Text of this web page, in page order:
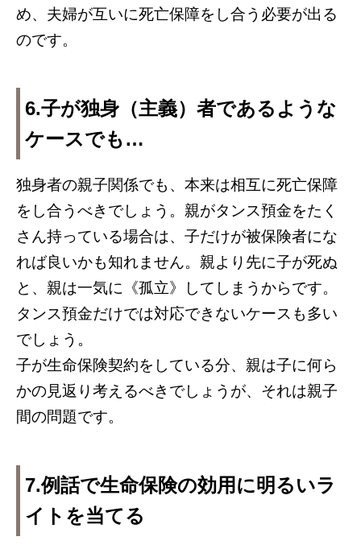
め、夫婦が互いに死亡保障をし合う必要が出る
のです。
6.子が独身（主義）者であるような
ケースでも…
独身者の親子関係でも、本来は相互に死亡保障
をし合うべきでしょう。親がタンス預金をたく
さん持っている場合は、子だけが被保険者にな
れば良いかも知れません。親より先に子が死ぬ
と、親は一気に《孤立》してしまうからです。
タンス預金だけでは対応できないケースも多い
でしょう。
子が生命保険契約をしている分、親は子に何ら
かの見返り考えるべきでしょうが、それは親子
間の問題です。
7.例話で生命保険の効用に明るいラ
イトを当てる